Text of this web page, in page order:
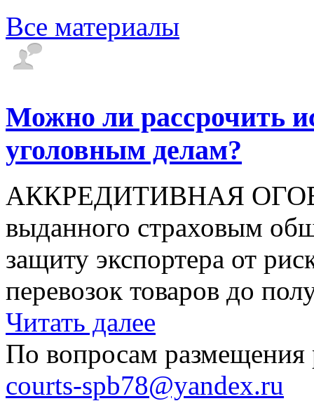
Все материалы
Можно ли рассрочить
уголовным делам?
АККРЕДИТИВНАЯ
выданного страховым
защиту экспортера от
перевозок товаров до
Читать далее
По вопросам размещения
courts-spb78@yandex.ru